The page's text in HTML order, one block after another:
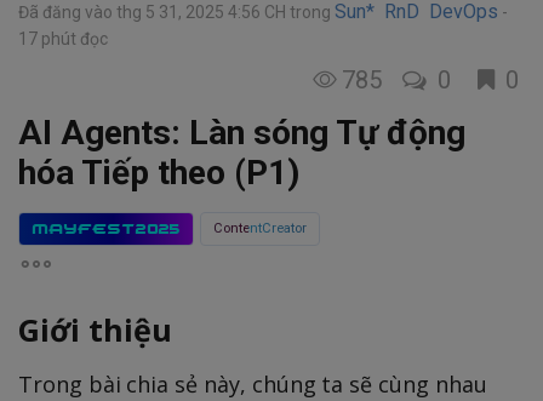
Đã đăng vào thg 5 31, 2025 4:56 CH trong Sun* RnD DevOps
17 phút đọc
785 0 0
AI Agents: Làn sóng Tự động
hóa Tiếp theo (P1)
MAYFEST2025 ContentCreator
Giới thiệu
Trong bài chia sẻ này, chúng ta sẽ cùng nhau